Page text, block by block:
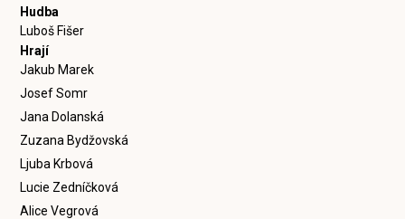
Hudba
Luboš Fišer
Hrají
Jakub Marek
Josef Somr
Jana Dolanská
Zuzana Bydžovská
Ljuba Krbová
Lucie Zedníčková
Alice Vegrová